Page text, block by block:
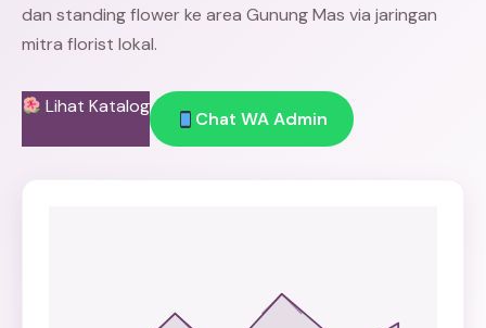
dan standing flowerke area Gunung Mas via jaringan
mitra florist lokal.
Lihat Katalog
Chat WA Admin